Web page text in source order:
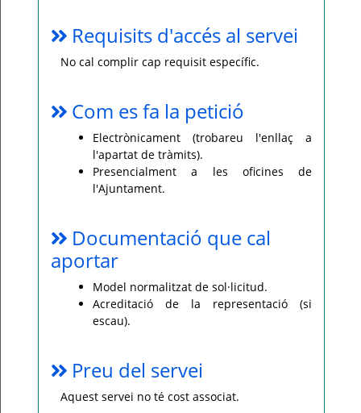
Requisits d'accés al servei
No cal complir cap requisit específic.
Com es fa la petició
Electrònicament (trobareu l'enllaç a
l'apartat de tràmits).
Presencialment a les oficines de
l'Ajuntament.
Documentació que cal
aportar
Model normalitzat de sol·licitud.
Acreditació de la representació (si
escau).
Preu del servei
Aquest servei no té cost associat.